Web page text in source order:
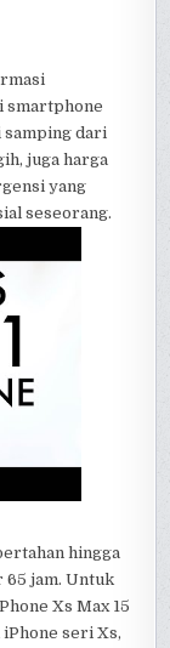
smartphone
samping dari
juga harga
yang
seseorang.
hingga
65 jam. Untuk
Xs Max 15
iPhone seri Xs,